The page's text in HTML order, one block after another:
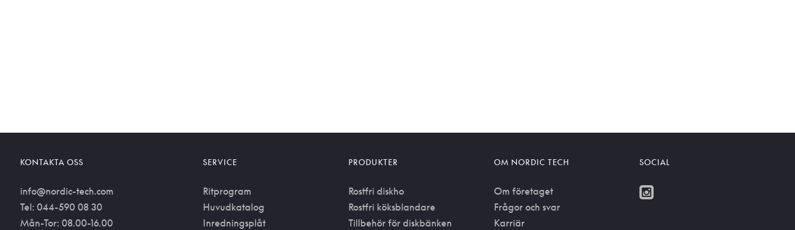
KONTAKTA OSS
info@nordic-tech.com
Tel: 044-590 08 30
Mån-Tor: 08.00-16.00
SERVICE
Ritprogram
Huvudkatalog
Inredningsplåt
PRODUKTER
Rostfri diskho
Rostfri köksblandare
Tillbehör för diskbänken
OM NORDIC TECH
Om företaget
Frågor och svar
Karriär
SOCIAL